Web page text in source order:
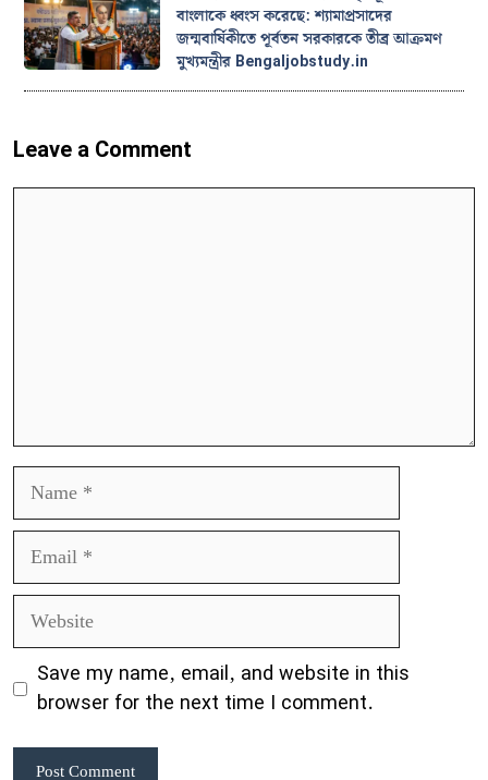
বাংলাকে ধ্বংস করেছে: শ্যামাপ্রসাদের
জন্মবার্ষিকীতে পূর্বতন সরকারকে তীব্র আক্রমণ
মুখ্যমন্ত্রীর Bengaljobstudy.in
Leave a Comment
Name
Email
Website
Save my name, email, and website in this
browser for the next time I comment.